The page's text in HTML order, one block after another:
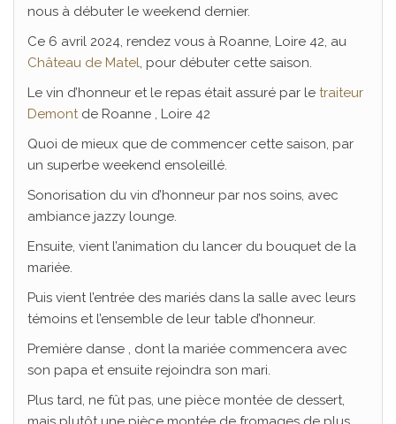
nous à débuter le weekend dernier.
Ce 6 avril 2024, rendez vous à Roanne, Loire 42, au
Château de Matel, pour débuter cette saison.
Le vin d’honneur et le repas était assuré par le traiteur
Demontde Roanne , Loire 42
Quoi de mieux que de commencer cette saison, par
un superbe weekend ensoleillé.
Sonorisation du vin d’honneur par nos soins, avec
ambiance jazzy lounge.
Ensuite, vient l’animation du lancer du bouquet de la
mariée.
Puis vient l’entrée des mariés dans la salle avec leurs
témoins et l’ensemble de leur table d’honneur.
Première danse , dont la mariée commencera avec
son papa et ensuite rejoindra son mari.
Plus tard, ne fût pas, une pièce montée de dessert,